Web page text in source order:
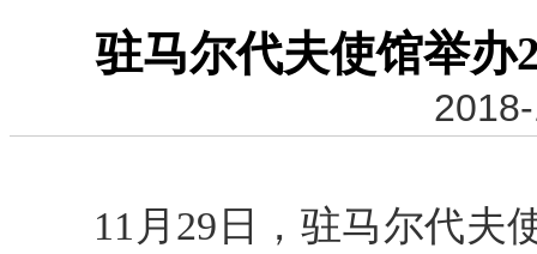
驻马尔代夫使馆举办
11 月 29 日，驻马尔代夫